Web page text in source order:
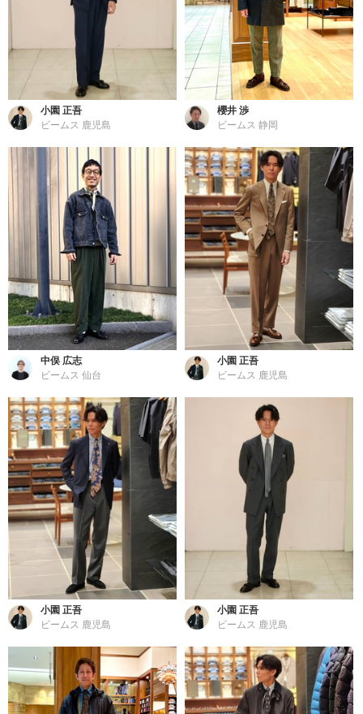
小園 正吾
ビームス 鹿児島
櫻井 渉
ビームス 静岡
中俣 広志
ビームス 仙台
小園 正吾
ビームス 鹿児島
小園 正吾
ビームス 鹿児島
小園 正吾
ビームス 鹿児島